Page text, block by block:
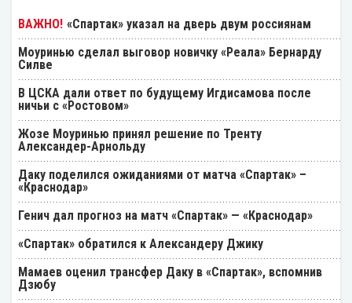
«Спартак» указал на дверь двум россиянам
Моуринью сделал выговор новичку «Реала» Бернарду
Силве
В ЦСКА дали ответ по будущему Игдисамова после
ничьи с «Ростовом»
Жозе Моуринью принял решение по Тренту
Александер-Арнольду
Даку поделился ожиданиями от матча «Спартак» –
«Краснодар»
Генич дал прогноз на матч «Спартак» — «Краснодар»
«Спартак» обратился к Александеру Джику
Мамаев оценил трансфер Даку в «Спартак», вспомнив
Дзюбу